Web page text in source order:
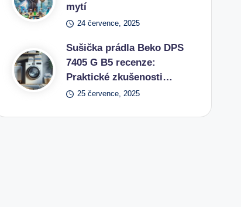
mytí
24 července, 2025
Sušička prádla Beko DPS
7405 G B5 recenze:
Praktické zkušenosti…
25 července, 2025